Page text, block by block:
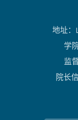
地址：
学
监
院长